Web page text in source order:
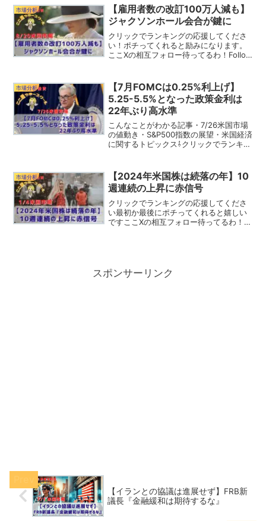
交う中で、連邦高裁はその効力を一時的
に停止する判断を下してい...
市場分析
【雇用者数の改訂100万人減も】
ジャクソンホール会合が鍵に
クリックでランキングの応援してくださ
い！ポチってくれると励みになります。
ここXの相互フォロー待ってるわ！Follow
ジャクソンホール会合で雇用者数に下方
修正...
市場分析
【7月FOMCは0.25%利上げ】
5.25-5.5%となった政策金利は
22年ぶり高水準
こんなことがわかる記事・7/26米国市場
の値動き・S&P500指数の展望・米国経済
に関するトピックス⇩クリックでランキン
ます。）ここTwitterのフォローもよろし
くよ...
市場分析
【2024年米国株は続落の年】10
週連続の上昇に赤信号
クリックでランキングの応援してくださ
い最初か最後にポチってくれると嬉しい
ですここXの相互フォロー待ってるわ！
スポンサーリンク
【イランとの協議は進展せず】FRB新
議長『金融緩和は期待するな』